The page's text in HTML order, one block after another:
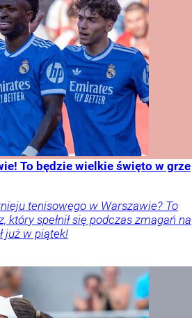
To będzie wielkie święto w grze
tenisowego w Warszawie? To
spełnił się podczas zmagań na
już w piątek!